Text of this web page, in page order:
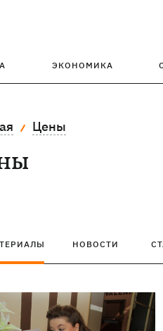
ЭКОНОМИКА
Цены
НОВОСТИ